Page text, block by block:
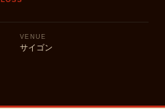
VENUE
サイゴン